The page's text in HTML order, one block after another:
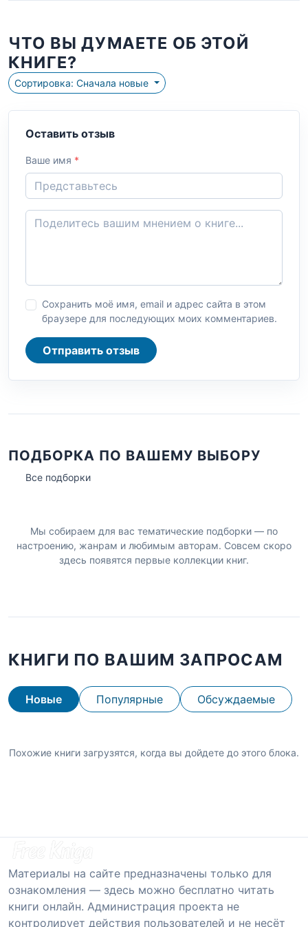
ЧТО ВЫ ДУМАЕТЕ ОБ ЭТОЙ
КНИГЕ?
Сортировка: Сначала новые
Оставить отзыв
Ваше имя *
Сохранить моё имя, email и адрес сайта в этом
браузере для последующих моих комментариев.
Отправить отзыв
ПОДБОРКА ПО ВАШЕМУ ВЫБОРУ
Все подборки
Мы собираем для вас тематические подборки — по
настроению, жанрам и любимым авторам. Совсем скоро
здесь появятся первые коллекции книг.
КНИГИ ПО ВАШИМ ЗАПРОСАМ
Новые Популярные Обсуждаемые
Похожие книги загрузятся, когда вы дойдете до этого блока.
Материалы на сайте предназначены только для
ознакомления — здесь можно бесплатно читать
книги онлайн. Администрация проекта не
контролирует действия пользователей и не несёт